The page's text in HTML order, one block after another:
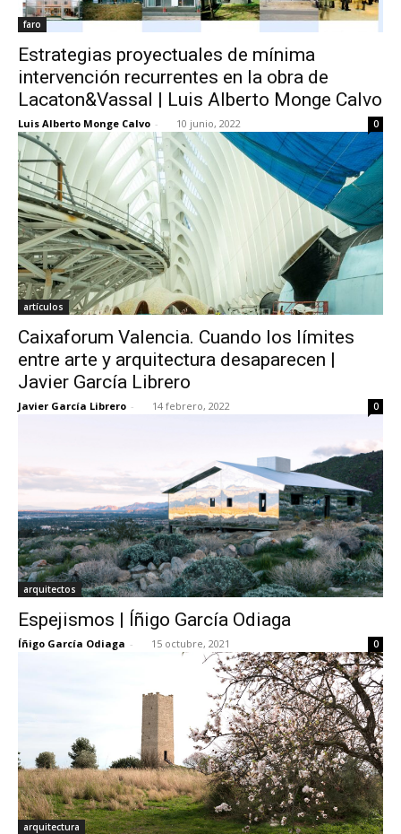
faro
Estrategias proyectuales de mínima
intervención recurrentes en la obra de
Lacaton&Vassal | Luis Alberto Monge Calvo
Luis Alberto Monge Calvo - 10 junio, 2022 0
artículos
Caixaforum Valencia. Cuando los límites
entre arte y arquitectura desaparecen |
Javier García Librero
Javier García Librero - 14 febrero, 2022 0
arquitectos
Espejismos | Íñigo García Odiaga
Íñigo García Odiaga - 15 octubre, 2021 0
arquitectura